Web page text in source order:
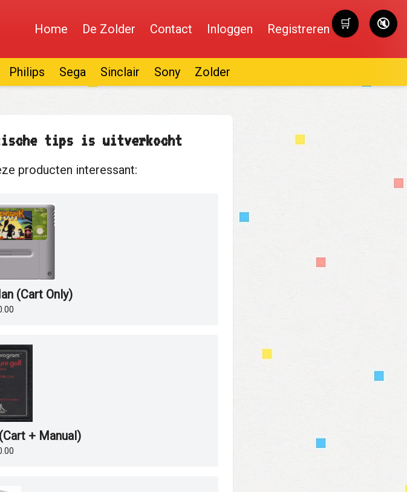
Home De Zolder Contact Inloggen Registreren
Philips Sega Sinclair Sony Zolder
🔇
🛒
tips is uitverkocht
producten interessant:
(Cart Only)
+ Manual)